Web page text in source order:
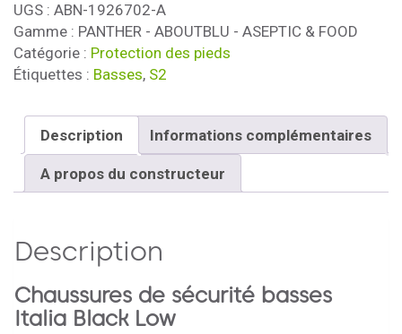
de
sécurité
ITALIA
BLACK
UGS : ABN-1926702-A
Gamme : PANTHER - ABOUTBLU - ASEPTIC & FOOD
Catégorie : Protection des pieds
Étiquettes : Basses, S2
Description Informations complémentaires
A propos du constructeur
Description
Chaussures de sécurité basses
Italia Black Low